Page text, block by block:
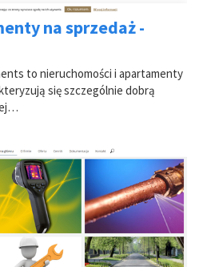
na sprzedaż -
to nieruchomości i apartamenty
się szczególnie dobrą